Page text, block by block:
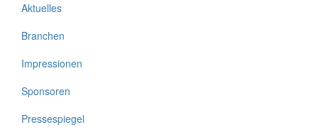
Aktuelles
Branchen
Impressionen
Sponsoren
Pressespiegel